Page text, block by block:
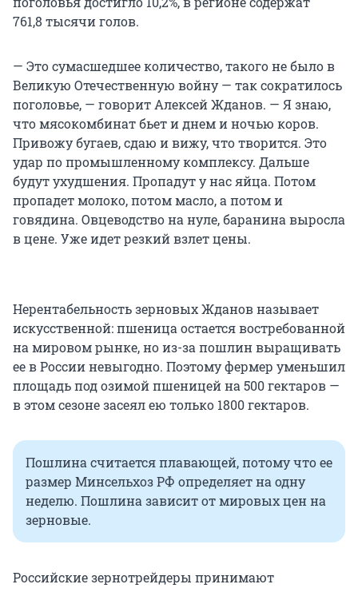
761,8 тысячиголов.
— Это сумасшедшее количество, такого не было в
Великую Отечественную войну — так сократилось
поголовье, — говорит Алексей Жданов. — Я знаю,
что мясокомбинат бьет и днем и ночью коров.
Привожу бугаев, сдаю и вижу, что творится. Это
удар по промышленному комплексу. Дальше
будут ухудшения. Пропадут у нас яйца. Потом
пропадет молоко, потом масло, а потом и
говядина. Овцеводство на нуле, баранина выросла
в цене. Уже идет резкий взлет цены.
Нерентабельность зерновых Жданов называет
искусственной: пшеница остается востребованной
на мировом рынке, но из-за пошлин выращивать
ее в России невыгодно. Поэтому фермер уменьшил
площадь под озимой пшеницей на500 гектаров —
в этом сезоне засеял ею только 1800 гектаров.
Пошлина считается плавающей, потому что ее
размер Минсельхоз РФ определяет на одну
неделю. Пошлина зависит от мировых цен на
зерновые.
Российские зернотрейдеры принимают